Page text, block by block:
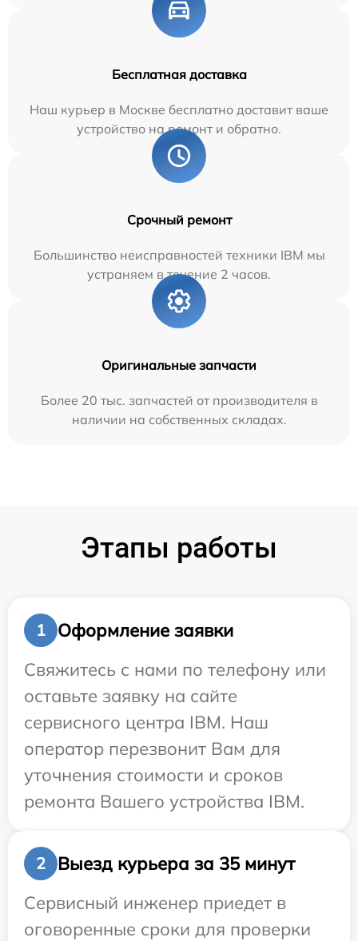
Бесплатная доставка
Наш курьер в Москве бесплатно доставит ваше
устройство на ремонт и обратно.
Срочный ремонт
Большинство неисправностей техники IBM мы
устраняем в течение 2 часов.
Оригинальные запчасти
Более 20 тыс. запчастей от производителя в
наличии на собственных складах.
Этапы работы
1
Оформление заявки
Свяжитесь с нами по телефону или
оставьте заявку на сайте
сервисного центра IBM. Наш
оператор перезвонит Вам для
уточнения стоимости и сроков
ремонта Вашего устройства IBM.
2
Выезд курьера за 35 минут
Сервисный инженер приедет в
оговоренные сроки для проверки